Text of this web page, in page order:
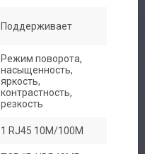
Поддерживает
Режим поворота,
насыщенность,
яркость,
контрастность,
резкость
1 RJ45 10M/100M